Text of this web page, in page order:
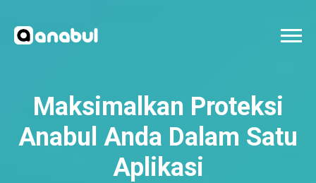
Maksimalkan Proteksi
Anabul Anda Dalam Satu
Aplikasi